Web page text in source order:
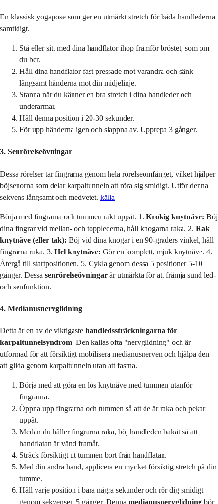
En klassisk yogapose som ger en utmärkt stretch för båda handlederna
samtidigt.
Stå eller sitt med dina handflator ihop framför bröstet, som om
du ber.
Håll dina handflator fast pressade mot varandra och sänk
långsamt händerna mot din midjelinje.
Stanna när du känner en bra stretch i dina handleder och
underarmar.
Håll denna position i 20-30 sekunder.
För upp händerna igen och slappna av. Upprepa 3 gånger.
3. Senrörelseövningar
Dessa rörelser tar fingrarna genom hela rörelseomfånget, vilket hjälper
böjsenorna som delar karpaltunneln att röra sig smidigt. Utför denna
sekvens långsamt och medvetet. källa
Börja med fingrarna och tummen rakt uppåt. 1. Krokig knytnäve: Böj
dina fingrar vid mellan- och topplederna, håll knogarna raka. 2. Rak
knytnäve (eller tak): Böj vid dina knogar i en 90-graders vinkel, håll
fingrarna raka. 3. Hel knytnäve: Gör en komplett, mjuk knytnäve. 4.
Återgå till startpositionen. 5. Cykla genom dessa 5 positioner 5-10
gånger. Dessa senrörelseövningar är utmärkta för att främja sund led-
och senfunktion.
4. Medianusnervglidning
Detta är en av de viktigaste handledssträckningarna för
karpaltunnelsyndrom. Den kallas ofta "nervglidning" och är
utformad för att försiktigt mobilisera medianusnerven och hjälpa den
att glida genom karpaltunneln utan att fastna.
Börja med att göra en lös knytnäve med tummen utanför
fingrarna.
Öppna upp fingrarna och tummen så att de är raka och pekar
uppåt.
Medan du håller fingrarna raka, böj handleden bakåt så att
handflatan är vänd framåt.
Sträck försiktigt ut tummen bort från handflatan.
Med din andra hand, applicera en mycket försiktig stretch på din
tumme.
Håll varje position i bara några sekunder och rör dig smidigt
genom sekvensen 5 gånger. Denna medianusnervglidning bör